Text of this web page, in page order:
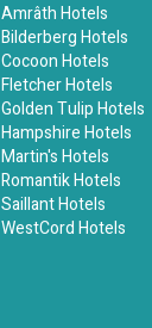
Amrâth Hotels
Bilderberg Hotels
Cocoon Hotels
Fletcher Hotels
Golden Tulip Hotels
Hampshire Hotels
Martin's Hotels
Romantik Hotels
Saillant Hotels
WestCord Hotels